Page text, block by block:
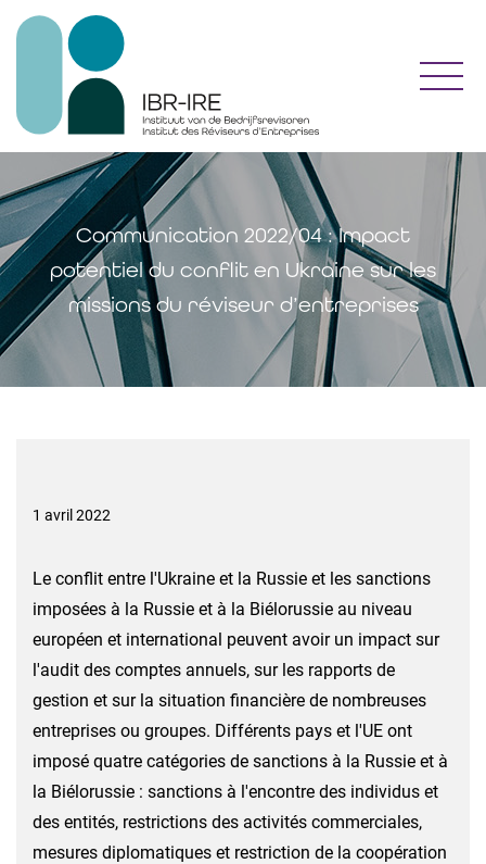
Communication 2022/04 : Impact
potentiel du conflit en Ukraine sur les
missions du réviseur d’entreprises
1 avril 2022
Le conflit entre l'Ukraine et la Russie et les sanctions
imposées à la Russie et à la Biélorussie au niveau
européen et international peuvent avoir un impact sur
l'audit des comptes annuels, sur les rapports de
gestion et sur la situation financière de nombreuses
entreprises ou groupes. Différents pays et l'UE ont
imposé quatre catégories de sanctions à la Russie et à
la Biélorussie : sanctions à l'encontre des individus et
des entités, restrictions des activités commerciales,
mesures diplomatiques et restriction de la coopération